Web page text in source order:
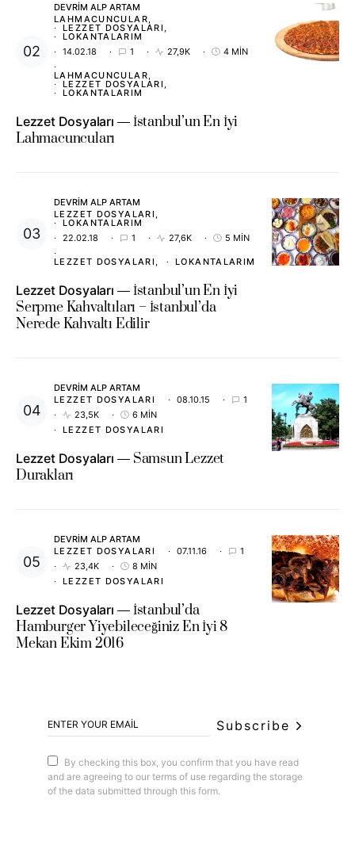
DEVRIM ALP ARTAM
LAHMACUNCULAR
LEZZET DOSYALARI
LOKANTALARIM
14.02.18
1 27,9K 4 MIN
LAHMACUNCULAR
LEZZET DOSYALARI
LOKANTALARIM
Lezzet Dosyaları
İstanbul’un En İyi
Lahmacuncuları
DEVRIM ALP ARTAM
LEZZET DOSYALARI
LOKANTALARIM
22.02.18
1 27,6K 5 MIN
LEZZET DOSYALARI LOKANTALARIM
Lezzet Dosyaları
İstanbul’un En İyi
Serpme Kahvaltıları – İstanbul’da
Nerede Kahvaltı Edilir
DEVRIM ALP ARTAM
LEZZET DOSYALARI
08.10.15
1
23,5K
6 MIN
LEZZET DOSYALARI
Lezzet Dosyaları
Samsun Lezzet
Durakları
DEVRIM ALP ARTAM
LEZZET DOSYALARI
07.11.16
1
23,4K
8 MIN
LEZZET DOSYALARI
Lezzet Dosyaları
İstanbul’da
Hamburger Yiyebileceğiniz En İyi 8
Mekan Ekim 2016
Subscribe
By checking this box, you confirm that you have read
and are agreeing to our terms of use regarding the storage
of the data submitted through this form.